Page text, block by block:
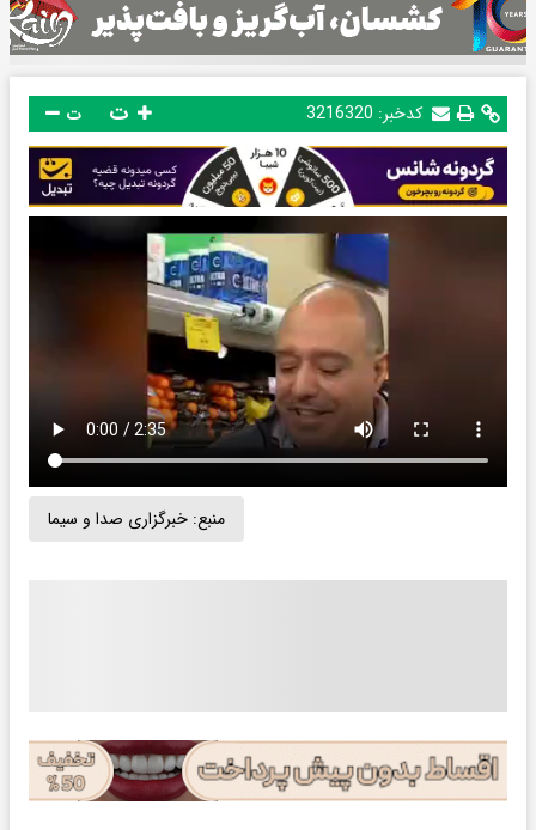
کدخبر: 3216320 ت
منبع: خبرگزاری صدا و سیما